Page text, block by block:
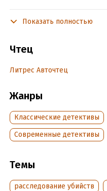
Подробная информация
Дата поступления:
Переводчик:
Показать полностью
Чтец
Литрес Авточтец
Жанры
Классические детективы
Современные детективы
Темы
расследование убийств